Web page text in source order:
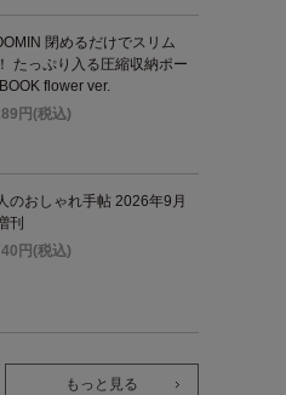
閉めるだけでスリム
たっぷり入る圧縮収納ポー
flower ver.
円(税込)
のおしゃれ手帖 2026年9月
刊
円(税込)
もっと見る